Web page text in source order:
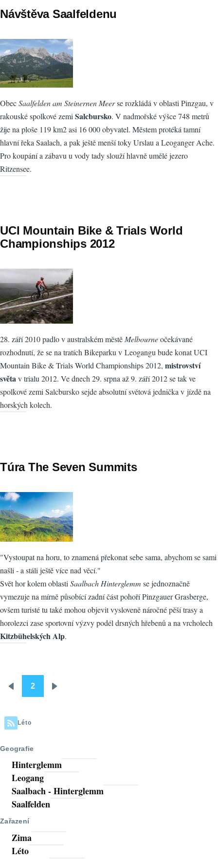
Návštěva Saalfeldenu
ObecSaalfelden am Steinernen Meerse rozkládá v oblasti Pinzgau, v
rakouské spolkové zemi Salcbursko. V nadmořské výšce 748 metrů
žije na ploše 119 km2 asi 16 000 obyvatel. Městem protéká tamní
hlavní řeka Saalach, a pak ještě menší toky Urslau a Leoganger Ache.
Pro koupání a zábavu u vody tady slouží hlavně umělé jezero
Ritzensee.
UCI Mountain Bike & Trials World
Championships 2012
28. září 2010 padlo v australském městěMelbourneočekávané
rozhodnutí, že se na tratích Bikeparku v Leogangu bude konat UCI
Mountain Bike & Trials World Championships 2012, mistrovství
světav trialu 2012. Ve dnech 29. srpna až 9. září 2012 se tak ve
spolkové zemi Salcbursko sejde absolutní světová jednička v jízdě na
horských kolech.
Túra The Seven Summits
"Vystoupat na horu, to znamená překonat sebe sama, abychom se sami
našli - a stáli ještě více nad věcí."
Svět hor kolem oblasti Saalbach Hinterglemm se jednoznačně
vymezuje na mírně působící zadní část pohoří Pinzgauer Grasberge,
ovšem turisté tu také mohou objevit vysloveně náročné pěší trasy a
horolezci zase sportovní výzvy podél drsných hřebenů a na vrcholech
Kitzbühelských Alp.
Pagination
Předchozí
2
Léto
Geografie
Hinterglemm
Leogang
Saalbach - Hinterglemm
Saalfelden
Zařazení
Zima
Léto